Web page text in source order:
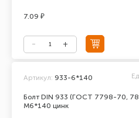
7.09 ₽
Болт DIN 933 (ГОСТ 7798-70,
М6*140 цинк
Артикул: 933-6*140